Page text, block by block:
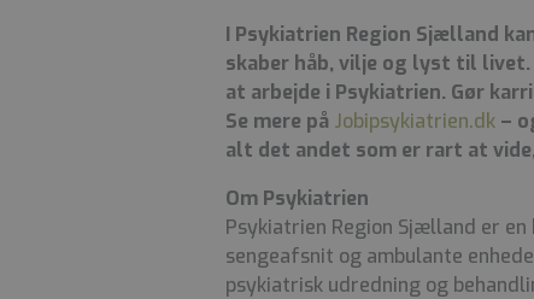
I Psykiatrien Region Sjælland
skaber håb, vilje og lyst til
at arbejde i Psykiatrien. Gør
Se mere på Jobipsykiatrien.dk –
alt det andet som er rart at
Om Psykiatrien
Psykiatrien Region Sjælland er
sengeafsnit og ambulante
psykiatrisk udredning og